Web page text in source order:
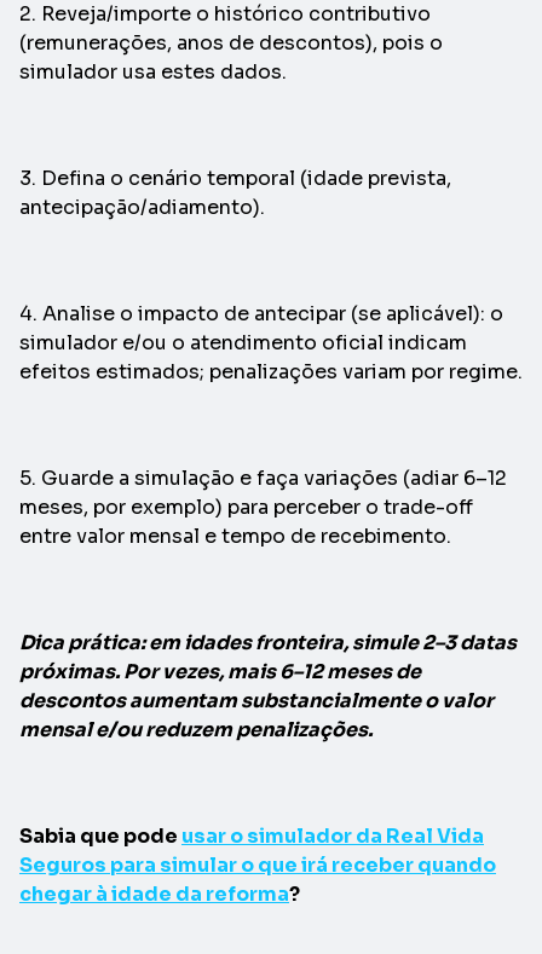
2. Reveja/importe o histórico contributivo
(remunerações, anos de descontos), pois o
simulador usa estes dados.
3. Defina o cenário temporal (idade prevista,
antecipação/adiamento).
4. Analise o impacto de antecipar (se aplicável): o
simulador e/ou o atendimento oficial indicam
efeitos estimados; penalizações variam por regime.
5. Guarde a simulação e faça variações (adiar 6–12
meses, por exemplo) para perceber o trade-off
entre valor mensal e tempo de recebimento.
Dica prática: em idades fronteira, simule 2–3 datas
próximas. Por vezes, mais 6–12 meses de
descontos aumentam substancialmente o valor
mensal e/ou reduzem penalizações.
Sabia que pode usar o simulador da Real Vida
Seguros para simular o que irá receber quando
chegar à idade da reforma?